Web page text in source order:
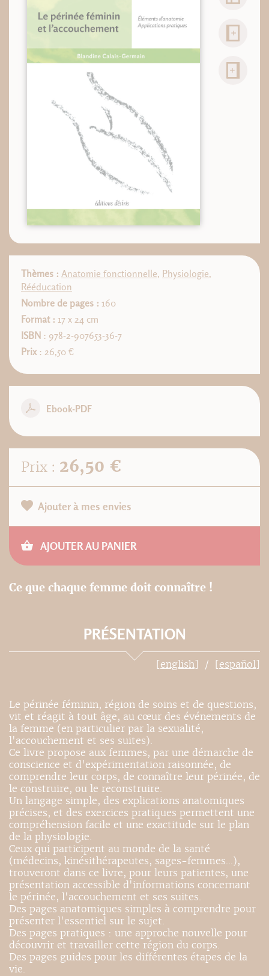
Thèmes : Anatomie fonctionnelle, Physiologie,
Rééducation
Nombre de pages : 160
Format : 17 x 24 cm
ISBN : 978-2-907653-36-7
Prix : 26,50 €
Ebook-PDF
Prix : 26,50 €
Ajouter à mes envies
AJOUTER AU PANIER
Ce que chaque femme doit connaître !
PRÉSENTATION
[english] [español]
Le périnée féminin, région de soins et de questions,
vit et réagit à tout âge, au cœur des événements de
la femme (en particulier par la sexualité,
l'accouchement et ses suites).
Ce livre propose aux femmes, par une démarche de
conscience et d'expérimentation raisonnée, de
comprendre leur corps, de connaître leur périnée, de
le construire, ou le reconstruire.
Un langage simple, des explications anatomiques
précises, et des exercices pratiques permettent une
compréhension facile et une exactitude sur le plan
de la physiologie.
Ceux qui participent au monde de la santé
(médecins, kinésithérapeutes, sages-femmes...),
trouveront dans ce livre, pour leurs patientes, une
présentation accessible d'informations concernant
le périnée, l'accouchement et ses suites.
Des pages anatomiques simples à comprendre pour
présenter l'essentiel sur le sujet.
Des pages pratiques : une approche nouvelle pour
découvrir et travailler cette région du corps.
Des pages guides pour les différentes étapes de la
vie.